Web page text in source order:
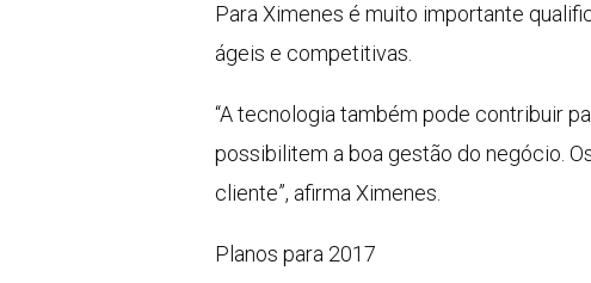
Para Ximenes é muito importante
ágeis e competitivas.
“A tecnologia também pode contribuir
possibilitem a boa gestão do negócio.
cliente”, afirma Ximenes.
Planos para 2017